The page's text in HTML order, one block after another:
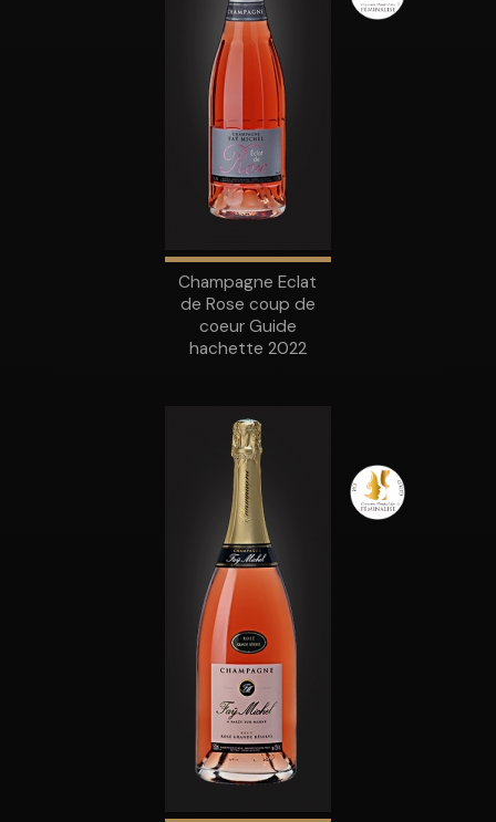
Champagne Eclat
de Rose coup de
coeur Guide
hachette 2022